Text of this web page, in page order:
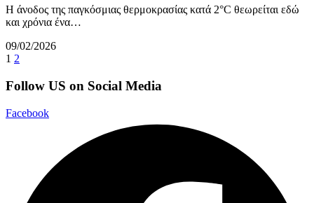
Η άνοδος της παγκόσμιας θερμοκρασίας κατά 2°C θεωρείται εδώ
και χρόνια ένα…
09/02/2026
1 2
Follow US on Social Media
Facebook